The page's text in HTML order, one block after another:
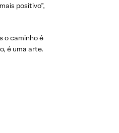
positivo”,
o caminho é
é uma arte.